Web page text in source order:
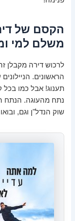
הקסם של
משלם למי
לרכוש דירה מקבלן
הראשונים.
תענוג! אבל כמו בכל
נתח מהעוגה. הנתח
שוק הנדל"ן וגם,